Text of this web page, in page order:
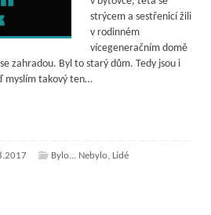
strýcem a sestřenicí žili
v rodinném
vícegeneračním domě
zahradou. Byl to starý dům. Tedy jsou i
myslím takový ten…
Bylo... Nebylo, Lidé